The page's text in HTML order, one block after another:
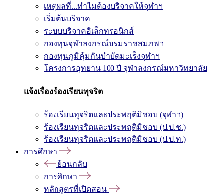
เหตุผลที่...ทำไมต้องบริจาคให้จุฬาฯ
เริ่มต้นบริจาค
ระบบบริจาคอิเล็กทรอนิกส์
กองทุนจุฬาลงกรณ์บรมราชสมภพฯ
กองทุนภูมิคุ้มกันบำบัดมะเร็งจุฬาฯ
โครงการอุทยาน 100 ปี จุฬาลงกรณ์มหาวิทยาลัย
แจ้งเรื่องร้องเรียนทุจริต
ร้องเรียนทุจริตและประพฤติมิชอบ (จุฬาฯ)
ร้องเรียนทุจริตและประพฤติมิชอบ (ป.ป.ช.)
ร้องเรียนทุจริตและประพฤติมิชอบ (ป.ป.ท.)
การศึกษา
ย้อนกลับ
การศึกษา
หลักสูตรที่เปิดสอน